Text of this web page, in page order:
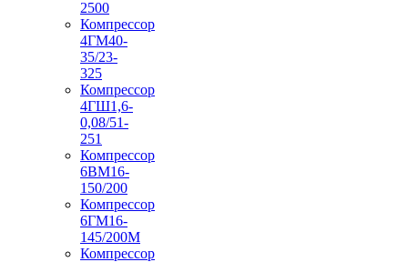
2500
Компрессор
4ГМ40-
35/23-
325
Компрессор
4ГШ1,6-
0,08/51-
251
Компрессор
6ВМ16-
150/200
Компрессор
6ГМ16-
145/200М
Компрессор